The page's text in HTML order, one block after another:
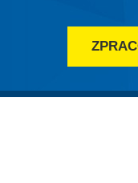
a co by vás mělo